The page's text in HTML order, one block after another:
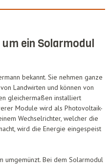
ein Solarmodul
bekannt. Sie nehmen ganze
Landwirten und können von
gleichermaßen installiert
Module wird als Photovoltaik-
Wechselrichter, welcher die
wird die Energie eingespeist
umgemünzt. Bei dem Solarmodul